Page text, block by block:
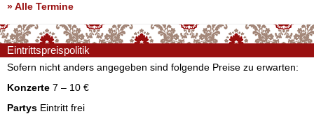
» Alle Termine
Eintrittspreispolitik
Sofern nicht anders angegeben sind folgende Preise zu erwarten:
Konzerte 7 – 10 €
Partys Eintritt frei